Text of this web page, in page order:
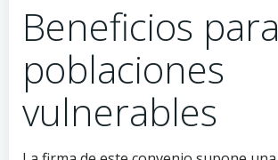
Beneficios
poblaciones
vulnerables